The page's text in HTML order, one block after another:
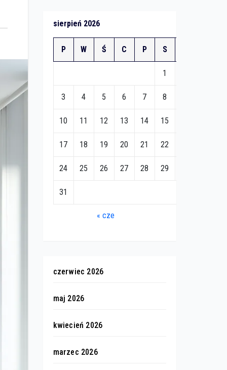
sierpień 2026
P W Ś C P S
1
3 4 5 6 7 8
10 11 12 13 14 15
17 18 19 20 21 22
24 25 26 27 28 29
31
« cze
czerwiec 2026
maj 2026
kwiecień 2026
marzec 2026